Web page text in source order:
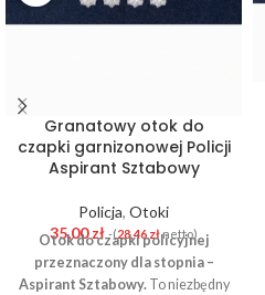
Granatowy otok do
czapki garnizonowej Policji
Aspirant Sztabowy
Policja, Otoki
35,00zł -(28,46 złnetto)
Otok do czapki policyjnej
przeznaczony dla stopnia –
Aspirant Sztabowy.To niezbędny